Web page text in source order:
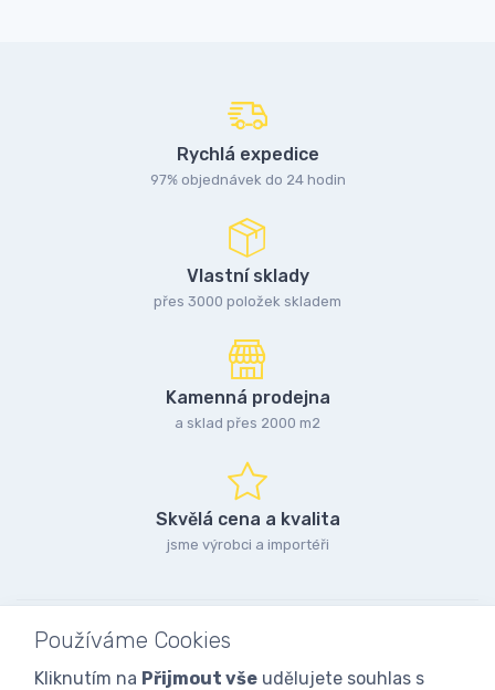
Rychlá expedice
97% objednávek do 24 hodin
Vlastní sklady
přes 3000 položek skladem
Kamenná prodejna
a sklad přes 2000 m2
Skvělá cena a kvalita
jsme výrobci a importéři
Používáme Cookies
Kliknutím na Přijmout vše udělujete souhlas s